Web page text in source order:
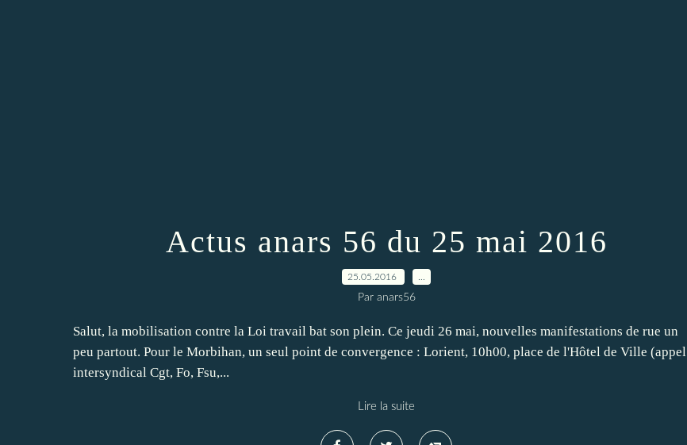
Actus anars 56 du 25 mai 2016
25.05.2016
Par anars56
Salut, la mobilisation contre la Loi travail bat son plein. Ce jeudi 26 mai, nouvelles manifestations de rue un
peu partout. Pour le Morbihan, un seul point de convergence : Lorient, 10h00, place de l'Hôtel de Ville (appel
intersyndical Cgt, Fo, Fsu,...
Lire la suite